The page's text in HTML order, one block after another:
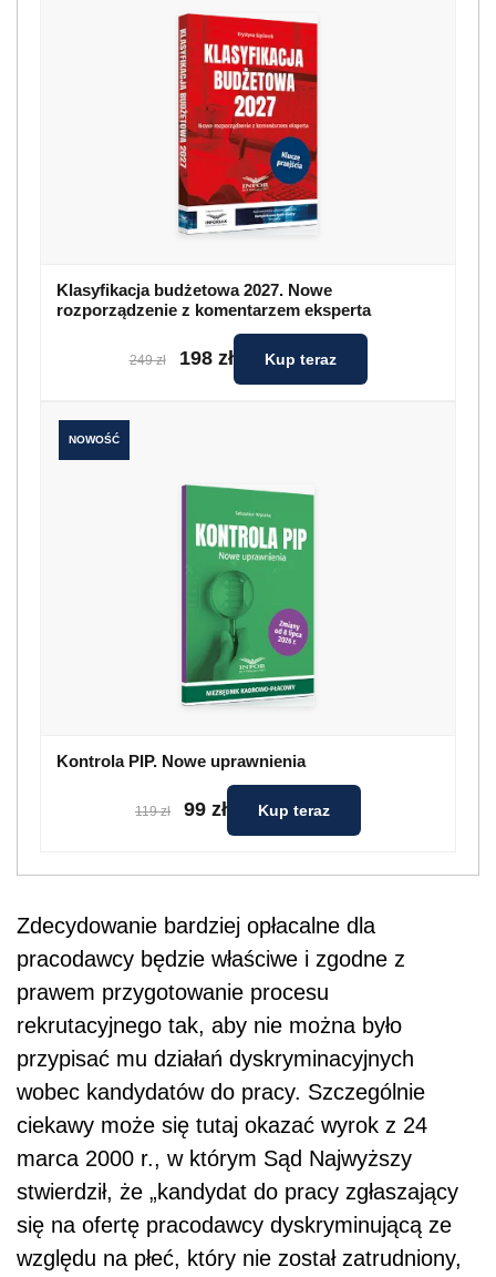
Klasyfikacja budżetowa 2027. Nowe
rozporządzenie z komentarzem eksperta
249 zł 198 zł Kup teraz
NOWOŚĆ
Kontrola PIP. Nowe uprawnienia
119 zł 99 zł Kup teraz
Zdecydowanie bardziej opłacalne dla
pracodawcy będzie właściwe i zgodne z
prawem przygotowanie procesu
rekrutacyjnego tak, aby nie można było
przypisać mu działań dyskryminacyjnych
wobec kandydatów do pracy. Szczególnie
ciekawy może się tutaj okazać wyrok z 24
marca 2000 r., w którym Sąd Najwyższy
stwierdził, że „kandydat do pracy zgłaszający
się na ofertę pracodawcy dyskryminującą ze
względu na płeć, który nie został zatrudniony,